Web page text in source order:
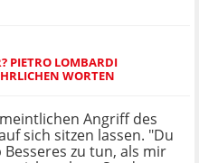
PIETRO LOMBARDI
WORTEN
Angriff des
sich sitzen lassen. "Du
zu tun, als mir